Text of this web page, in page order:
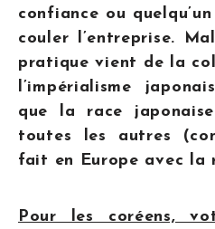
confiance ou
couler l’entreprise.
pratique vient de la
l’impérialisme
que la race
toutes les autres
fait en Europe avec la
Pour les coréens,